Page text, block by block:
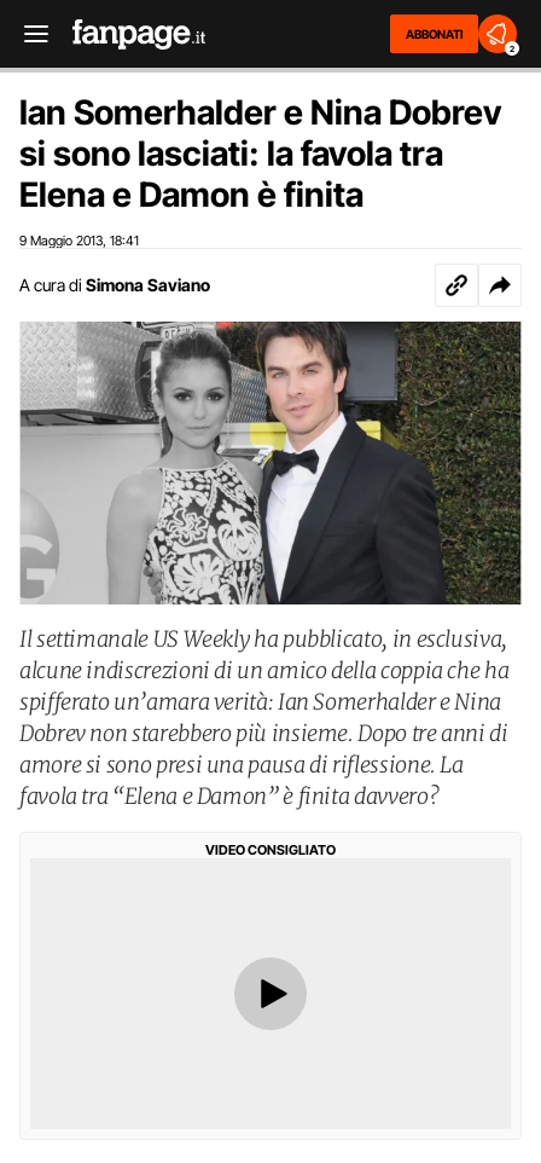
ABBONATI
2
Ian Somerhalder e Nina Dobrev
si sono lasciati: la favola tra
Elena e Damon è finita
9 Maggio 2013 18:41
A cura di Simona Saviano
Il settimanale US Weekly ha pubblicato, in esclusiva,
alcune indiscrezioni di un amico della coppia che ha
spifferato un’amara verità: Ian Somerhalder e Nina
Dobrev non starebbero più insieme. Dopo tre anni di
amore si sono presi una pausa di riflessione. La
favola tra “Elena e Damon” è finita davvero?
VIDEO CONSIGLIATO